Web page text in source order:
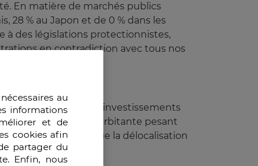
En matière de marchés publics
28 % au Japon et de 0 % dans les
à des législations protectionnistes,
en contradiction avec tous nos
40, dont 80 % des investissements
la fiscalité exorbitante pesant
sociétés encourage la délocalisation
au
informations
et de
cookies afin
partager du
Enfin, nous